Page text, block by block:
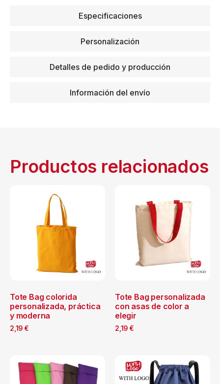
Especificaciones
Personalización
Detalles de pedido y producción
Información del envío
Productos relacionados
Tote Bag colorida
personalizada, práctica
y moderna
2,19 €
Tote Bag personalizada
con asas de color a
elegir
2,19 €